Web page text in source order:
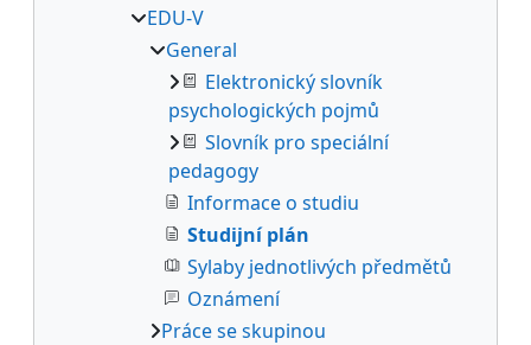
EDU-V
General
Elektronický slovník
psychologických pojmů
Slovník pro speciální
pedagogy
Informace o studiu
Studijní plán
Sylaby jednotlivých předmětů
Oznámení
Práce se skupinou